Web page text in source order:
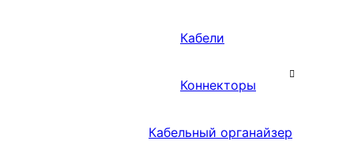
Кабели
Коннекторы
Кабельный органайзер